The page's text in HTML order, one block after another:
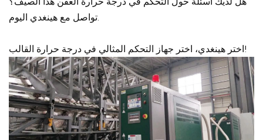
اختر هينغدي، اختر جهاز التحكم المثالي في درجة حرارة القالب!